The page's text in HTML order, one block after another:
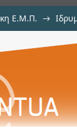
Ε.Μ.Π. →
για